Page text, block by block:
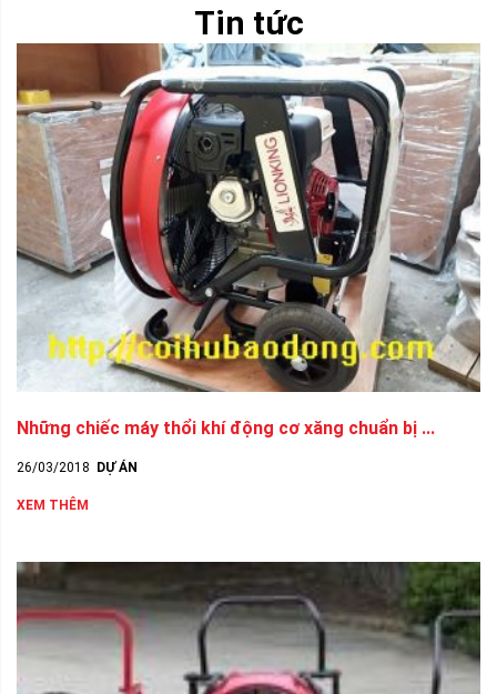
Tin tức
Những chiếc máy thổi khí động cơ xăng chuẩn bị ...
26/03/2018 DỰ ÁN
XEM THÊM